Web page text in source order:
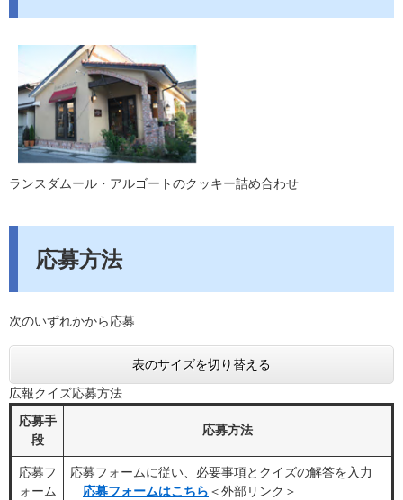
ランスダムール・アルゴートのクッキー詰め合わせ
応募方法
次のいずれかから応募
表のサイズを切り替える
広報クイズ応募方法
応募手
段
応募方法
応募フ
ォーム
応募フォームに従い、必要事項とクイズの解答を入力
応募フォームはこちら ＜外部リンク＞